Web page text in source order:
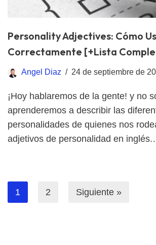
Personality Adjectives: Cómo
Correctamente [+Lista
Angel Diaz 24 de septiembre de
¡Hoy hablaremos de la gente! y no
aprenderemos a describir las
personalidades de quienes nos
adjetivos de personalidad en
1 2 Siguiente »